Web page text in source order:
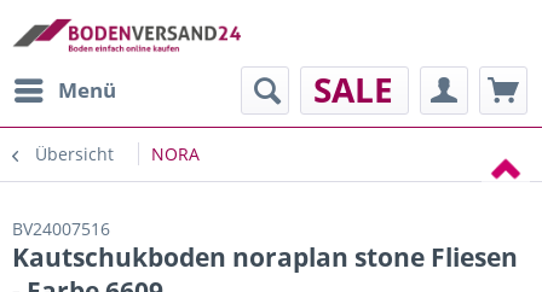
Menü SALE
Übersicht NORA
BV24007516
Kautschukboden noraplan stone Fliesen